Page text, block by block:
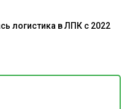
логистика в ЛПК с 2022